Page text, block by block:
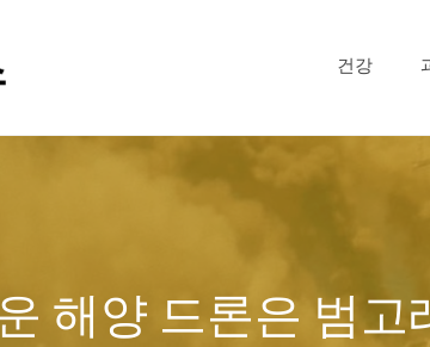
건강
해양 드론은 범